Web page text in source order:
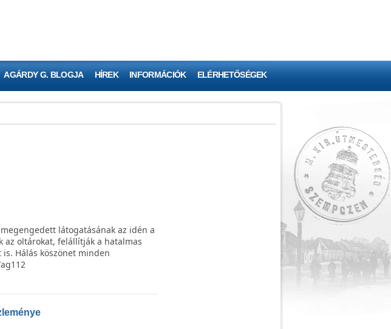
AGÁRDY G. BLOGJA HÍREK INFORMÁCIÓK ELÉRHETŐSÉGEK
látogatásának az idén a
oltárokat, felállítják a hatalmas
Hálás köszönet minden